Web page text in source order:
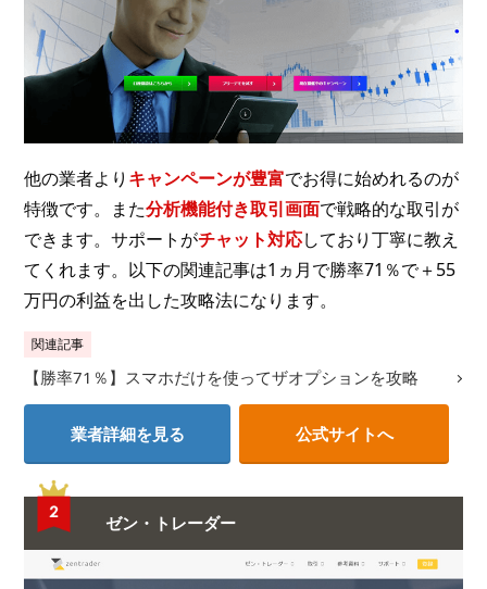
他の業者より キャンペーンが豊富でお得に始めれるのが
特徴です。また分析機能付き取引画面で戦略的な取引が
できます。サポートがチャット対応しており丁寧に教え
てくれます。以下の関連記事は1ヵ月で勝率71％で＋55
万円の利益を出した攻略法になります。
関連記事
【勝率71％】スマホだけを使ってザオプションを攻略
業者詳細を見る 公式サイトへ
ゼン・トレーダー